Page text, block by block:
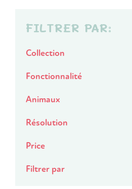
FILTRER PAR:
Collection
Fonctionnalité
Animaux
Résolution
Price
Filtrer par